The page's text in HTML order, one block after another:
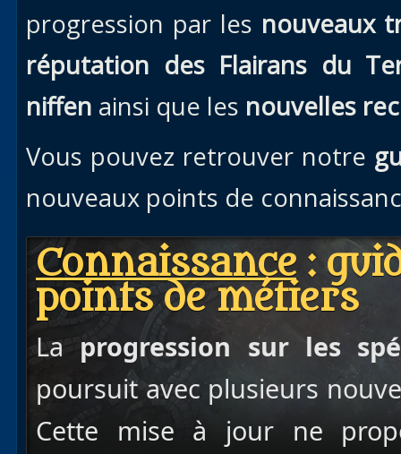
progression par les nouveaux
réputation des Flairans du
niffen ainsi que les nouvelles
Vous pouvez retrouver notre
nouveaux points de
Connaissance :
points de métiers
La progression sur les
poursuit avec plusieurs
Cette mise à jour ne